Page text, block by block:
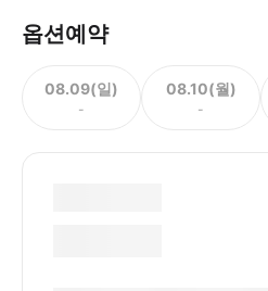
옵션예약
08.09(일)
-
08.10(월)
-